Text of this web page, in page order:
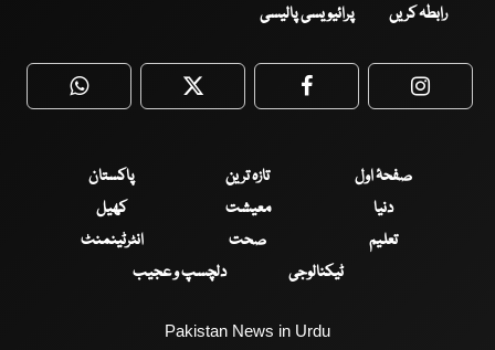
رابطہ کریں پرائیویسی پالیسی
WhatsApp Twitter Facebook
صفحۂ اول تازہ ترین
پاکستان
دنیا
معیشت
کھیل
تعلیم
صحت
انٹرٹینمنٹ
ٹیکنالوجی
دلچسپ و عجیب
Pakistan News in Urdu